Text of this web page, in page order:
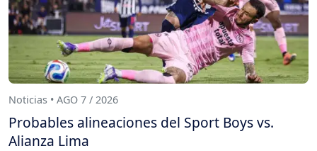
Noticias • AGO 7 / 2026
Probables alineaciones del Sport Boys vs.
Alianza Lima